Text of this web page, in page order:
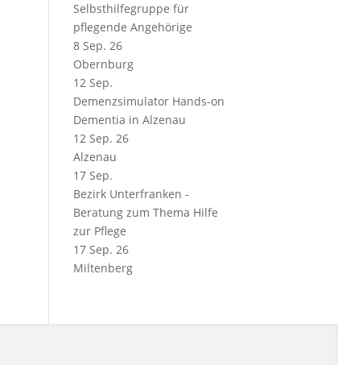
Selbsthilfegruppe für
pflegende Angehörige
8 Sep. 26
Obernburg
12 Sep.
Demenzsimulator Hands-on
Dementia in Alzenau
12 Sep. 26
Alzenau
17 Sep.
Bezirk Unterfranken -
Beratung zum Thema Hilfe
zur Pflege
17 Sep. 26
Miltenberg